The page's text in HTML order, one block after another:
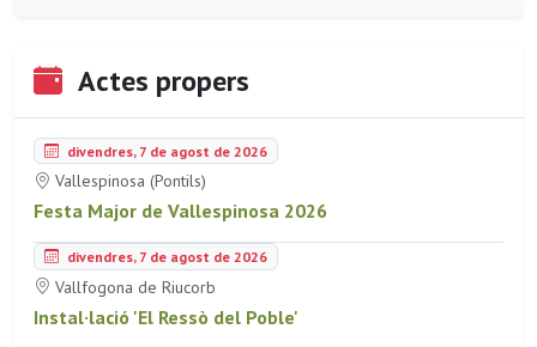
Actes propers
divendres, 7 de agost de 2026
Vallespinosa (Pontils)
Festa Major de Vallespinosa 2026
divendres, 7 de agost de 2026
Vallfogona de Riucorb
Instal·lació 'El Ressò del Poble'